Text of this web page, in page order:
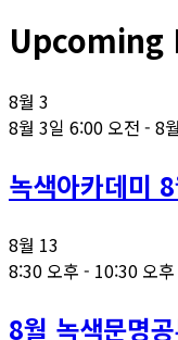
Upcoming
8월 3
8월 3일 6:00 오전 - 8
녹색아카데미
8월 13
8:30 오후 - 10:30 오후
8월 녹색문명